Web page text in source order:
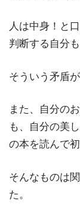
人は中身！と
判断する自分も
そういう矛盾
また、自分の
も、自分の美
の本を読んで
そんなものは
た。